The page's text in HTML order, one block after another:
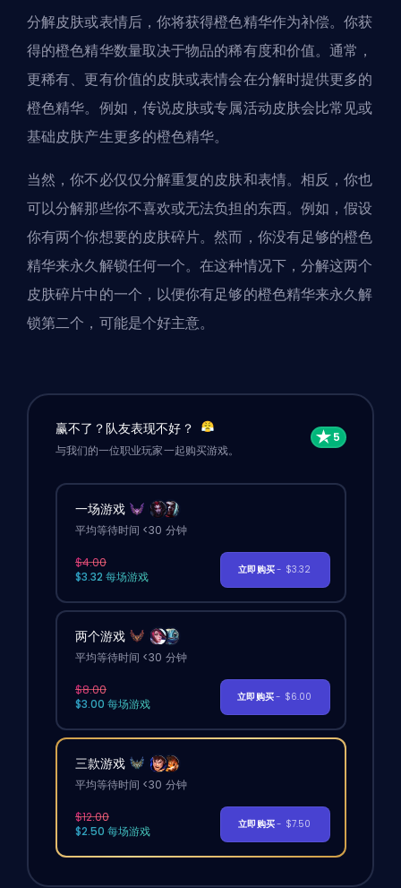
分解皮肤或表情后，你将获得橙色精华作为补偿。你获
得的橙色精华数量取决于物品的稀有度和价值。通常，
更稀有、更有价值的皮肤或表情会在分解时提供更多的
橙色精华。例如，传说皮肤或专属活动皮肤会比常见或
基础皮肤产生更多的橙色精华。
当然，你不必仅仅分解重复的皮肤和表情。相反，你也
可以分解那些你不喜欢或无法负担的东西。例如，假设
你有两个你想要的皮肤碎片。然而，你没有足够的橙色
精华来永久解锁任何一个。在这种情况下，分解这两个
皮肤碎片中的一个，以便你有足够的橙色精华来永久解
锁第二个，可能是个好主意。
赢不了？队友表现不好？
与我们的一位职业玩家一起购买游戏。
一场游戏
平均等待时间 <30 分钟
$4.00
$3.32 每场游戏
立即购买- $3.32
两个游戏
平均等待时间 <30 分钟
$8.00
$3.00 每场游戏
立即购买- $6.00
三款游戏
平均等待时间 <30 分钟
$12.00
$2.50 每场游戏
立即购买- $7.50